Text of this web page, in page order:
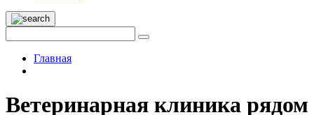
Главная
Ветеринарная клиника